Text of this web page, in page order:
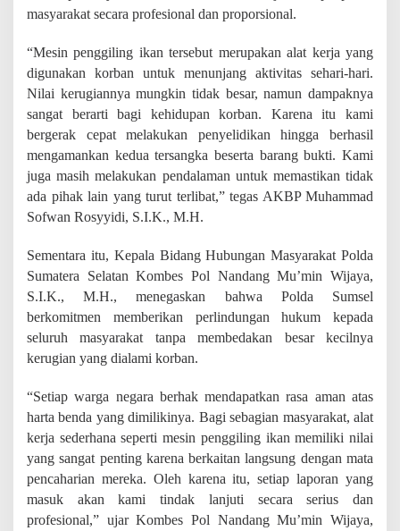
masyarakat secara profesional dan proporsional.
“Mesin penggiling ikan tersebut merupakan alat kerja yang
digunakan korban untuk menunjang aktivitas sehari-hari.
Nilai kerugiannya mungkin tidak besar, namun dampaknya
sangat berarti bagi kehidupan korban. Karena itu kami
bergerak cepat melakukan penyelidikan hingga berhasil
mengamankan kedua tersangka beserta barang bukti. Kami
juga masih melakukan pendalaman untuk memastikan tidak
ada pihak lain yang turut terlibat,” tegas AKBP Muhammad
Sofwan Rosyyidi, S.I.K., M.H.
Sementara itu, Kepala Bidang Hubungan Masyarakat Polda
Sumatera Selatan Kombes Pol Nandang Mu’min Wijaya,
S.I.K., M.H., menegaskan bahwa Polda Sumsel
berkomitmen memberikan perlindungan hukum kepada
seluruh masyarakat tanpa membedakan besar kecilnya
kerugian yang dialami korban.
“Setiap warga negara berhak mendapatkan rasa aman atas
harta benda yang dimilikinya. Bagi sebagian masyarakat, alat
kerja sederhana seperti mesin penggiling ikan memiliki nilai
yang sangat penting karena berkaitan langsung dengan mata
pencaharian mereka. Oleh karena itu, setiap laporan yang
masuk akan kami tindak lanjuti secara serius dan
profesional,” ujar Kombes Pol Nandang Mu’min Wijaya,